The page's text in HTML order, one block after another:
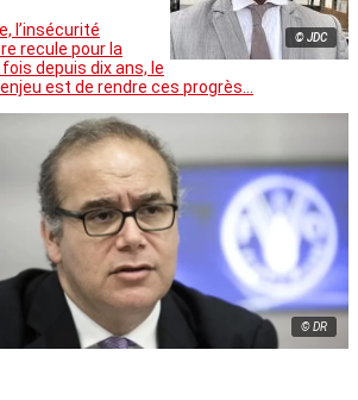
© JDC
l’insécurité
recule pour la
depuis dix ans, le
est de rendre ces progrès…
© DR